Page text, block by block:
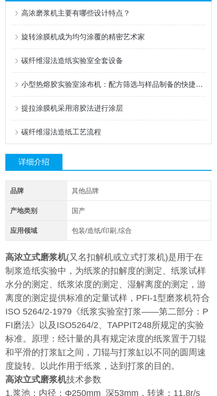
高浓磨浆机主要有哪些设计特点？
旋转涂膜机成为均匀涂覆的精密艺术家
碳纤维湿法造纸实验室全套设备
小型热熔胶实验室涂布机：配方筛选与样品制备的快捷工具
提拉涂膜机采用溶胶法进行涂层
碳纤维湿法造纸工艺流程
详细介绍
品牌 其他品牌
产地类别 国产
应用领域 包装/造纸/印刷,综合
高浓立式磨浆机(又名扣解机或立式打浆机)是用于在
制浆造纸实验中，为纸浆的扣解度的测定、纸浆试样
水分的测定、纸浆浓度的测定、湿解离度的测定，游
离度的测定提供标准的定量试样，PFI-1型磨浆机符合
ISO 5264/2-1979《纸浆实验室打浆——第二部分：P
FI磨法》以及ISO5264/2、TAPPIT248所规定的实验
标准。原理：经计量的具有规定浓度的纸浆置于刀辊
和平滑的打浆缸之间，刀辊与打浆缸以不同的圆周速
度旋转。以此作用于纸浆，达到打浆的目的。
高浓立式磨浆机技术参数
1.浆池：内径：Φ250mm 深53mm，转速：11.8r/s